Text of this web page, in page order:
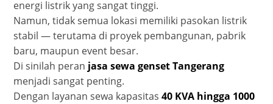
energi listrik yang sangat tinggi.
Namun, tidak semua lokasi memiliki pasokan listrik
stabil — terutama di proyek pembangunan, pabrik
baru, maupun event besar.
Di sinilah peran jasa sewa genset Tangerang
menjadi sangat penting.
Dengan layanan sewa kapasitas40 KVA hingga 1000